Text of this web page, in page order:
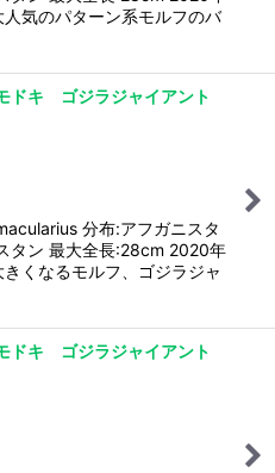
気のパターン系モルフのバ
ドキ ゴジラジャイアント
分布:アフガニスタ
タン 最大全長:28cm 2020年
くなるモルフ、ゴジラジャ
ドキ ゴジラジャイアント